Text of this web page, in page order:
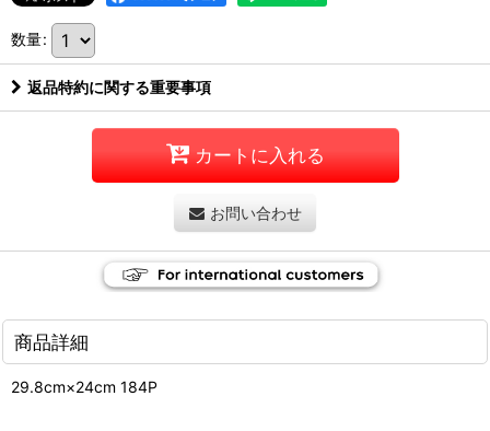
数量:
返品特約に関する重要事項
カートに入れる
お問い合わせ
商品詳細
29.8cm×24cm 184P